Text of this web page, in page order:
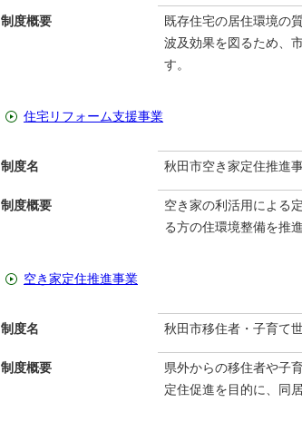
制度概要
既存住宅の居住環境の
波及効果を図るため、
す。
住宅リフォーム支援事業
制度名 秋田市空き家定住推進
制度概要
空き家の利活用による
る方の住環境整備を推
空き家定住推進事業
制度名 秋田市移住者・子育て
制度概要
県外からの移住者や子
定住促進を目的に、同